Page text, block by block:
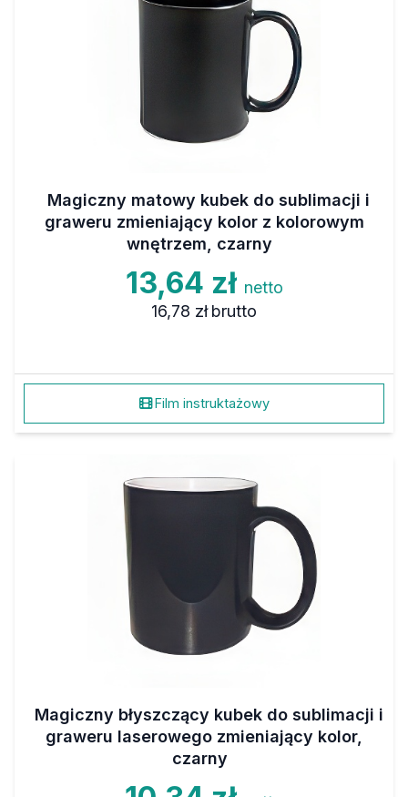
Magiczny matowy kubek do sublimacji i
graweru zmieniający kolor z kolorowym
wnętrzem, czarny
13,64 zł netto
16,78 zł brutto
Film instruktażowy
Magiczny błyszczący kubek do sublimacji i
graweru laserowego zmieniający kolor,
czarny